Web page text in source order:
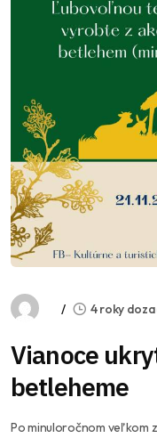
4 roky
Vianoce
betleheme
Po minuloročnom veľkom